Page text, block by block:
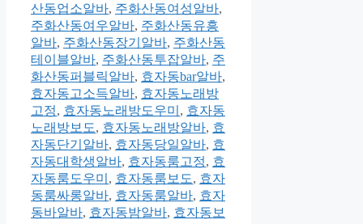
산동업소알바, 주화산동여성알바,
주화산동여우알바, 주화산동유흥
알바, 주화산동장기알바, 주화산동
테이블알바, 주화산동투잡알바, 주
화산동퍼블릭알바, 효자동bar알바,
효자동고소득알바, 효자동노래방
고정, 효자동노래방도우미 , 효자동
노래방보도, 효자동노래방알바, 효
자동단기알바, 효자동당일알바, 효
자동대학생알바, 효자동룸고정, 효
자동룸도우미 , 효자동룸보도, 효자
동룸싸롱알바, 효자동룸알바, 효자
동바알바, 효자동밤알바, 효자동보